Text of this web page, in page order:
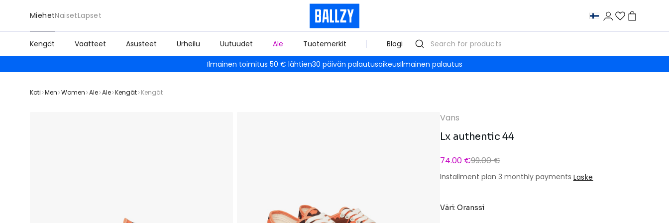
MiehetNaisetLapset
Kengät Vaatteet Asusteet Urheilu Uutuudet Ale Tuotemerkit Blogi
Ilmainen toimitus 50 € lähtien30 päivän palautusoikeusIlmainen palautus
Koti Men Women Ale Ale Kengät Kengät
Vans
Lx authentic 44
74.00 €99.00 €
Installment plan 3 monthly payments Laske
Väri: Oranssi